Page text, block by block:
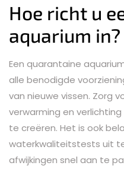
Hoe richt u
aquarium in?
Een quarantaine
alle benodigde
van nieuwe vissen. Zorg
verwarming en
te creëren. Het is ook
waterkwaliteitstests uit
afwijkingen snel aan te